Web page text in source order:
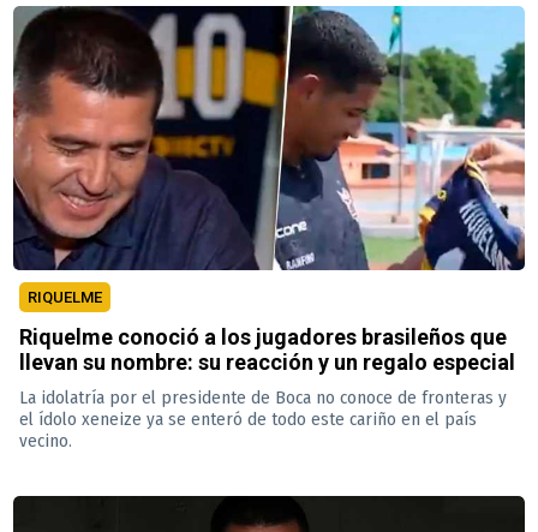
RIQUELME
Riquelme conoció a los jugadores brasileños que
llevan su nombre: su reacción y un regalo especial
La idolatría por el presidente de Boca no conoce de fronteras y
el ídolo xeneize ya se enteró de todo este cariño en el país
vecino.